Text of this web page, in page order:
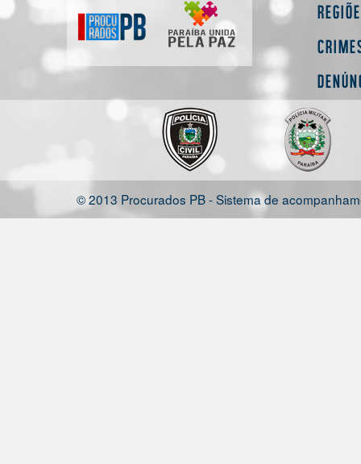
© 2013 Procurados PB - Sistema de